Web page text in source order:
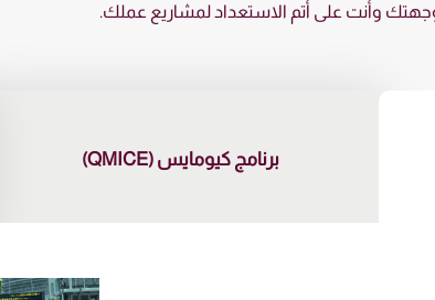
وأنت على أتم الاستعداد لمشاريع عملك.
برنامج كيومايس (QMICE)